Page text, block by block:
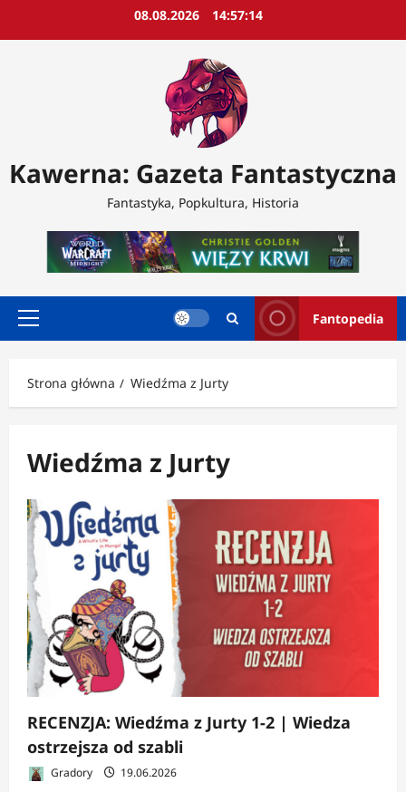
08.08.2026 14:57:16
Kawerna: Gazeta Fantastyczna
Fantastyka, Popkultura, Historia
Menu
Fantopedia
Strona główna Wiedźma z Jurty
Wiedźma z Jurty
RECENZJA: Wiedźma z Jurty 1-2 | Wiedza
ostrzejsza od szabli
Gradory 19.06.2026